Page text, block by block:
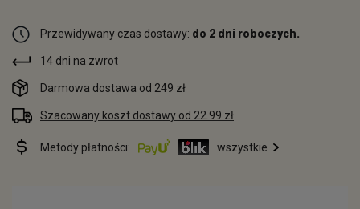
Przewidywany czas dostawy: do 2 dni roboczych.
14 dni na zwrot
Darmowa dostawa od 249 zł
Szacowany koszt dostawy od 22.99 zł
Metody płatności: wszystkie